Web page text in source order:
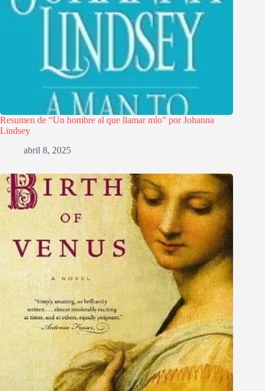
Resumen de “Un hombre al que llamar mío” por Johanna
Lindsey
abril 8, 2025